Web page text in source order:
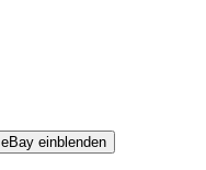
einblenden